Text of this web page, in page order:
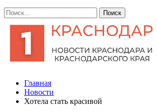
Главная
Новости
Хотела стать красивой